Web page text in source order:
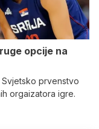
opcije na
prvenstvo
orgaizatora igre.